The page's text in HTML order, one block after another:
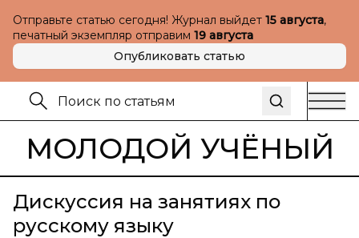
Отправьте статью сегодня! Журнал выйдет 15 августа,
печатный экземпляр отправим 19 августа
Опубликовать статью
МОЛОДОЙ УЧЁНЫЙ
Дискуссия на занятиях по
русскому языку